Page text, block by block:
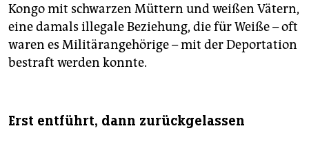
Kongo mit schwarzen Müttern und weißen Vätern,
eine damals illegale Beziehung, die für Weiße – oft
waren es Militärangehörige – mit der Deportation
bestraft werden konnte.
Erst entführt, dann zurückgelassen